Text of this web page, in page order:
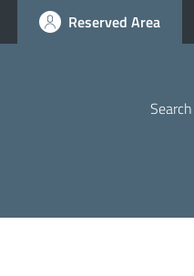
Reserved Area
Search